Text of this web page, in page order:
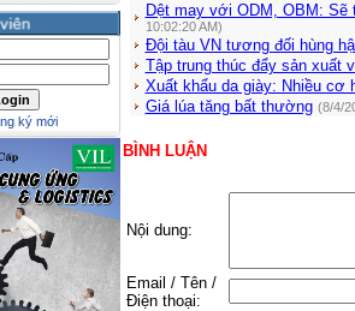
ký mới
Dệt may với ODM, OBM: Sẽ
10:02:20 AM)
Đội tàu VN tương đối hùng
Tập trung thúc đẩy sản xuất
Xuất khẩu da giày: Nhiều cơ
Giá lúa tăng bất thường (8/4/
BÌNH LUẬN
Nội dung:
Email / Tên /
Điện thoại: